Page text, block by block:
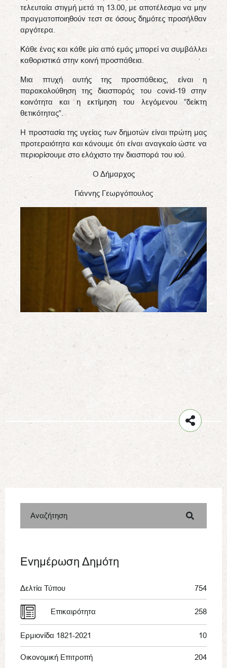
τελευταία στιγμή μετά τη 13.00, με αποτέλεσμα να μην
πραγματοποιηθούν τεστ σε όσους δημότες προσήλθαν
αργότερα.
Κάθε ένας και κάθε μία από εμάς μπορεί να συμβάλλει
καθοριστικά στην κοινή προσπάθεια.
Μια πτυχή αυτής της προσπάθειας, είναι η
παρακολούθηση της διασποράς του covid-19 στην
κοινότητα και η εκτίμηση του λεγόμενου ”δείκτη
θετικότητας”.
Η προστασία της υγείας των δημοτών είναι πρώτη μας
προτεραιότητα και κάνουμε ότι είναι αναγκαίο ώστε να
περιορίσουμε στο ελάχιστο την διασπορά του ιού.
Ο Δήμαρχος
Γιάννης Γεωργόπουλος
Αναζήτηση
Ενημέρωση Δημότη
Δελτία Τύπου 754
Επικαιρότητα 258
Ερμιονίδα 1821-2021 10
Οικονομική Επιτροπή 204